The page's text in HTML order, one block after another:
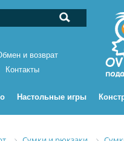
и возврат
Контакты
Настольные игры